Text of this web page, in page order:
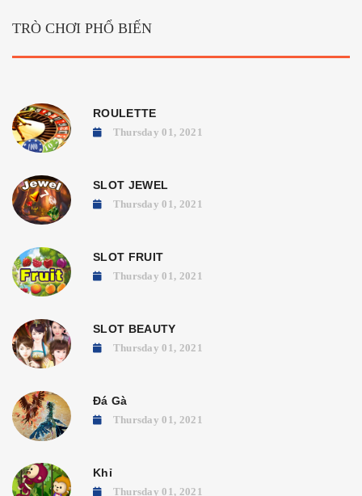
TRÒ CHƠI PHỔ BIẾN
ROULETTE
Thursday 01, 2021
SLOT JEWEL
Thursday 01, 2021
SLOT FRUIT
Thursday 01, 2021
SLOT BEAUTY
Thursday 01, 2021
Đá Gà
Thursday 01, 2021
Khỉ
Thursday 01, 2021